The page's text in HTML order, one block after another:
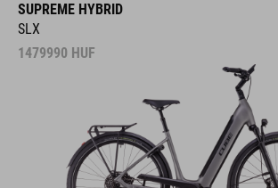
SUPREME HYBRID
SLX
1479990 HUF